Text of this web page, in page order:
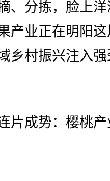
、分拣，脸上
产业正在明阳
乡村振兴注入
成势：樱桃产